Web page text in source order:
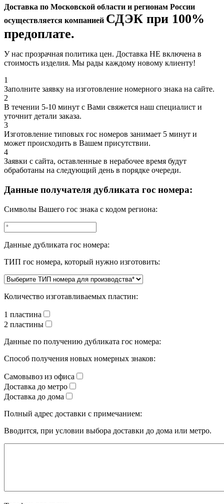
Доставка по Московской области и регионам России
осуществляется компанией СДЭК при 100%
предоплате.
У нас прозрачная политика цен. Доставка НЕ включена в
стоимость изделия. Мы рады каждому новому клиенту!
1
Заполните заявку на изготовление номерного знака на сайте.
2
В течении 5-10 минут с Вами свяжется наш специалист и
уточнит детали заказа.
3
Изготовление типовых гос номеров занимает 5 минут и
может происходить в Вашем присутствии.
4
Заявки с сайта, оставленные в нерабочее время будут
обработаны на следующий день в порядке очереди.
Данные получателя дубликата гос номера:
Символы Вашего гос знака с кодом региона:
Данные дубликата гос номера:
ТИП гос номера, который нужно изготовить:
Количество изготавливаемых пластин:
1 пластина
2 пластины
Данные по получению дубликата гос номера:
Способ получения новых номерных знаков:
Самовывоз из офиса
Доставка до метро
Доставка до дома
Полный адрес доставки с примечанием:
Вводится, при условии выбора доставки до дома или метро.